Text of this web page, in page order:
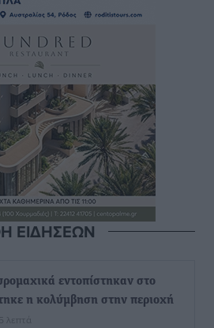
ΕΙΔΗΣΕΩΝ
εντοπίστηκαν στο
η κολύμβηση στην περιοχή
λεπτά